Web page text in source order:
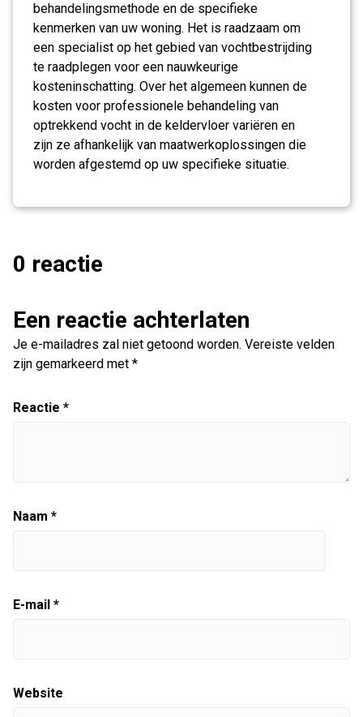
behandelingsmethode en de specifieke
kenmerken van uw woning. Het is raadzaam om
een specialist op het gebied van vochtbestrijding
te raadplegen voor een nauwkeurige
kosteninschatting. Over het algemeen kunnen de
kosten voor professionele behandeling van
optrekkend vocht in de keldervloer variëren en
zijn ze afhankelijk van maatwerkoplossingen die
worden afgestemd op uw specifieke situatie.
0 reactie
Een reactie achterlaten
Je e-mailadres zal niet getoond worden. Vereiste velden
zijn gemarkeerd met *
Reactie *
Naam *
E-mail *
Website